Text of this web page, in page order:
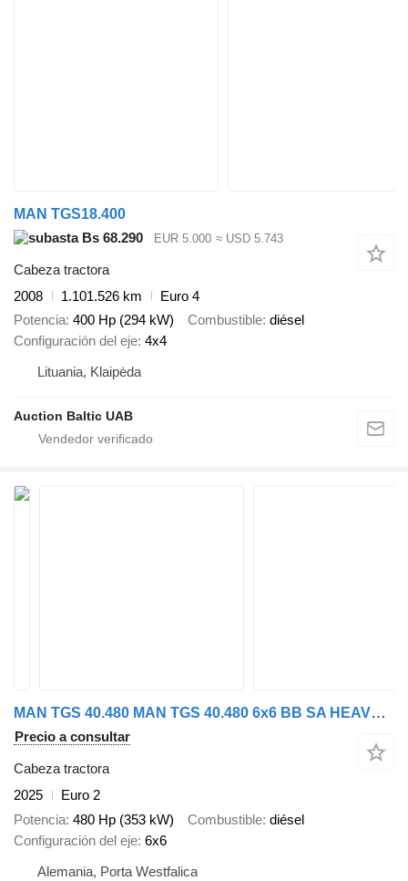
MAN TGS18.400
Bs 68.290
EUR 5.000 ≈ USD 5.743
Cabeza tractora
2008
1.101.526 km
Euro 4
Potencia 400 Hp (294 kW) Combustible diésel
Configuración del eje 4x4
Lituania, Klaipėda
Auction Baltic UAB
MAN TGS 40.480 MAN TGS 40.480 6x6 BB SA HEAVY DUTY TRACTOR 220 Ton
Precio a consultar
Cabeza tractora
2025
Euro 2
Potencia 480 Hp (353 kW) Combustible diésel
Configuración del eje 6x6
Alemania, Porta Westfalica